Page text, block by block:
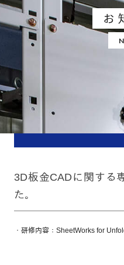
お
3D板金CADに関する
た。
・研修内容： SheetWorks for